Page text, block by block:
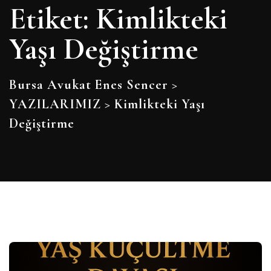
Etiket: Kimlikteki
Yaşı Değiştirme
Bursa Avukat Enes Sencer >
YAZILARIMIZ > Kimlikteki Yaşı
Değiştirme